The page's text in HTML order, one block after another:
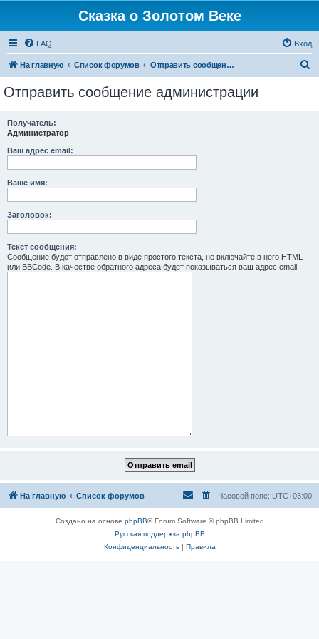
Сказка о Золотом Веке
FAQ Вход
На главную Список форумов Отправить сообщение администрации
Отправить сообщение администрации
Получатель:
Администратор
Ваш адрес email:
Ваше имя:
Заголовок:
Текст сообщения:
Сообщение будет отправлено в виде простого текста, не включайте в него HTML
или BBCode. В качестве обратного адреса будет показываться ваш адрес email.
На главную Список форумов Часовой пояс: UTC+03:00
Создано на основе phpBB® Forum Software © phpBB Limited
Русская поддержка phpBB
Конфиденциальность| Правила